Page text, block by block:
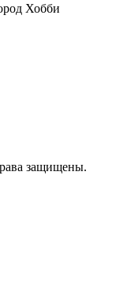
Хобби
защищены.